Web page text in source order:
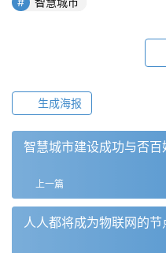
生成海报
智慧城市建设成功与否百
上一篇
人人都将成为物联网的节